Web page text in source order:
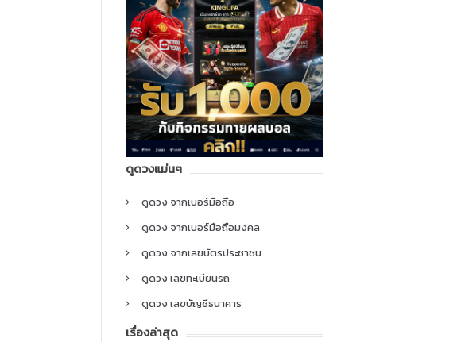
ดูดวงแม่นๆ
ดูดวง จากเบอร์มือถือ
ดูดวง จากเบอร์มือถือมงคล
ดูดวง จากเลขบัตรประชาชน
ดูดวง เลขทะเบียนรถ
ดูดวง เลขบัญชีธนาคาร
เรื่องล่าสุด